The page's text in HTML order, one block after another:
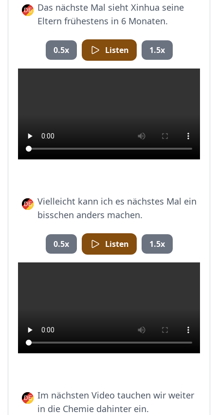
Das nächste Mal sieht Xinhua seine
Eltern frühestens in 6 Monaten.
0.5x Listen 1.5x
Vielleicht kann ich es nächstes Mal ein
bisschen anders machen.
0.5x Listen 1.5x
Im nächsten Video tauchen wir weiter
in die Chemie dahinter ein.